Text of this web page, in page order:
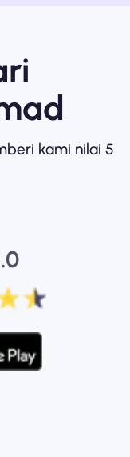
kami nilai 5